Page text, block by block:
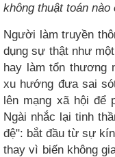
không thuật toán
Người làm truyền
dụng sự thật như
hay làm tổn thương
xu hướng đưa sai
lên mạng xã hội để
Ngài nhắc lại tinh
đệ": bắt đầu từ sự
thay vì biến không